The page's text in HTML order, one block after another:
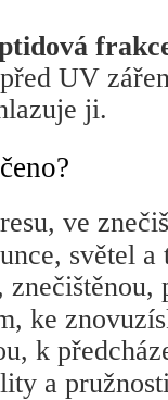
UV
ji.
ve
světel
ke
k
a